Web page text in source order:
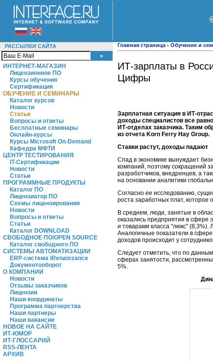
РАССЫЛКИ САЙТА
ИНТЕРНЕТ-МАГАЗИН
Лицензионное ПО
Курсы обучения
Сертификация
ОБУЧЕНИЕ И СЕМИНАРЫ
Каталог курсов
Новости
Статьи
Вопросы и ответы
Бесплатные семинары
Онлайн-курсы
Курсы Microsoft On-Demand
Кафедра МФТИ
ЦЕНТР ТЕСТИРОВАНИЯ
IT-Сертификации
Новости
Статьи
ПРОГРАММНЫЕ ПРОДУКТЫ
Каталог ПО
Лицензиатор ПО
Схемы лицензирования
Новости
Вопросы и ответы
Статьи
Каталог DOWNLOAD
СВОБОДНОЕ ПО/OPEN SOURCE
Каталог свободного ПО
СИСТЕМЫ АВТОМАТИЗАЦИИ
ERP-система iRenaissance
Документооборот
О КОМПАНИИ
Новости
Отзывы заказчиков
Лицензии
Наши координаты
Программа партнерства
Наши партнеры
Наши вакансии
НОВОЕ НА САЙТЕ
ИТ-ЮМОР
ИТ-ГЛОССАРИЙ
RSS-ЛЕНТА
АРХИВ
Главная страница - Обучение и
ИТ-зарплаты в
Цифры
Зарплатная ситуация в ИТ-
доходы специалистов все
ИТ-отделах заказчика. Таким
из отчета Korn Ferry Hay Group.
Ставки растут, доходы падают
Спад в экономике вынуждает
компаний, поэтому сокращений
разработчиков, внедренцев, а
на основании аналитики
Согласно ее исследованию,
роста заработных плат, которое
В среднем, люди, занятые в
оказались предприятия в сфере
и товарами класса "люкс" (8,3%).
Аналогичные показатели в
доходов происходит у
Следует отметить, что по
сферах занятости,
5%.